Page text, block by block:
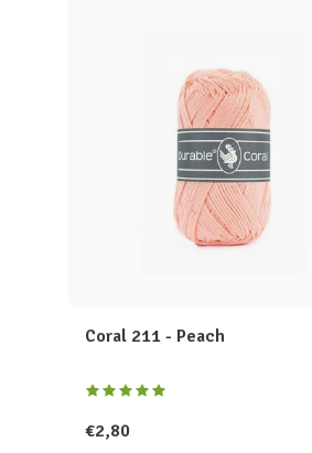
Coral 211 - Peach
€2,80